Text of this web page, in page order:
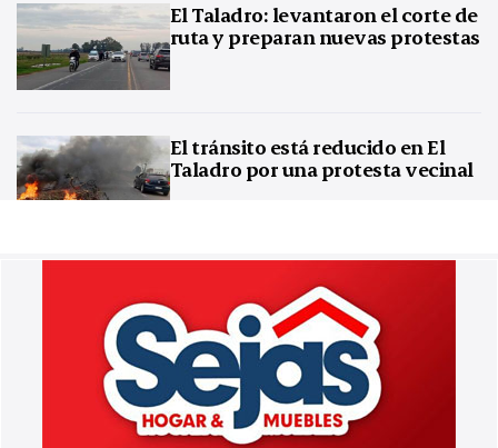
El Taladro: levantaron el corte de
ruta y preparan nuevas protestas
El tránsito está reducido en El
Taladro por una protesta vecinal